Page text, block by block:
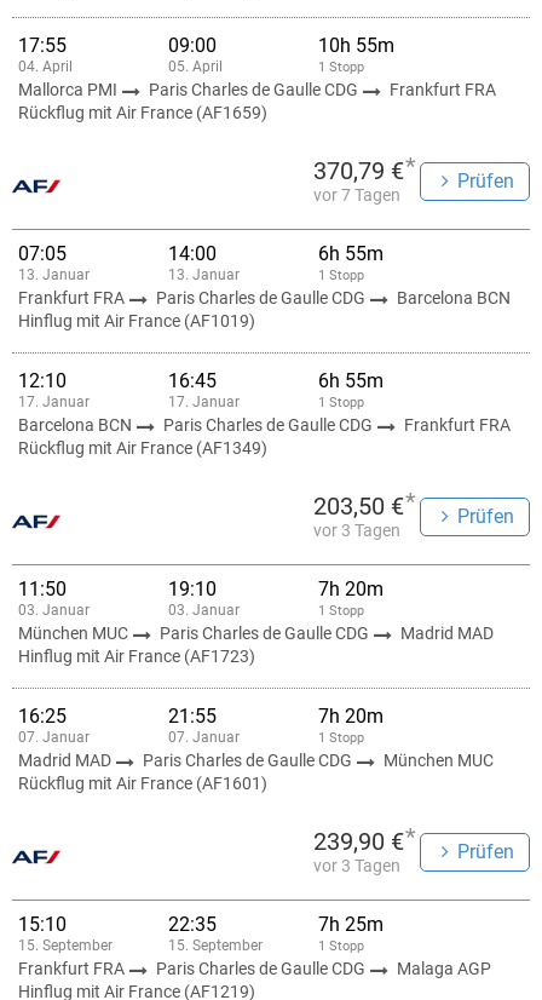
17:55
04. April
09:00
05. April
10h 55m
1 Stopp
Mallorca PMI Paris Charles de Gaulle CDG
Frankfurt FRA
Rückflug mit Air France (AF1659)
370,79 €*
vor 7 Tagen
Prüfen
07:05
13. Januar
14:00
13. Januar
6h 55m
1 Stopp
Frankfurt FRA Paris Charles de Gaulle CDG
Barcelona BCN
Hinflug mit Air France (AF1019)
12:10
17. Januar
16:45
17. Januar
6h 55m
1 Stopp
Barcelona BCN Paris Charles de Gaulle CDG
Frankfurt FRA
Rückflug mit Air France (AF1349)
203,50 €*
vor 3 Tagen
Prüfen
11:50
03. Januar
19:10
03. Januar
7h 20m
1 Stopp
München MUC Paris Charles de Gaulle CDG
Madrid MAD
Hinflug mit Air France (AF1723)
16:25
07. Januar
21:55
07. Januar
7h 20m
1 Stopp
Madrid MAD Paris Charles de Gaulle CDG
München MUC
Rückflug mit Air France (AF1601)
239,90 €*
vor 3 Tagen
Prüfen
15:10
15. September
22:35
15. September
7h 25m
1 Stopp
Frankfurt FRA Paris Charles de Gaulle CDG
Malaga AGP
Hinflug mit Air France (AF1219)